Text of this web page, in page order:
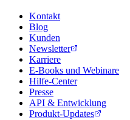
Kontakt
Blog
Kunden
Newsletter
Karriere
E-Books und Webinare
Hilfe-Center
Presse
API & Entwicklung
Produkt-Updates